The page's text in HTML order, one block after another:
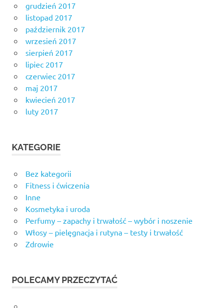
grudzień 2017
listopad 2017
październik 2017
wrzesień 2017
sierpień 2017
lipiec 2017
czerwiec 2017
maj 2017
kwiecień 2017
luty 2017
KATEGORIE
Bez kategorii
Fitness i ćwiczenia
Inne
Kosmetyka i uroda
Perfumy – zapachy i trwałość – wybór i noszenie
Włosy – pielęgnacja i rutyna – testy i trwałość
Zdrowie
POLECAMY PRZECZYTAĆ